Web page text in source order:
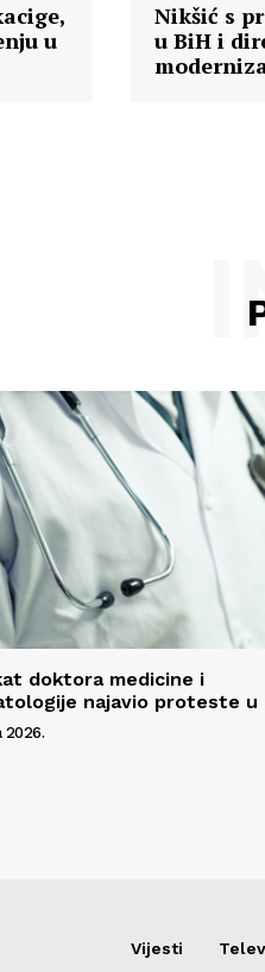
u
Nikšić s
u BiH i
doktora medicine i
najavio proteste u
2026.
Vijesti